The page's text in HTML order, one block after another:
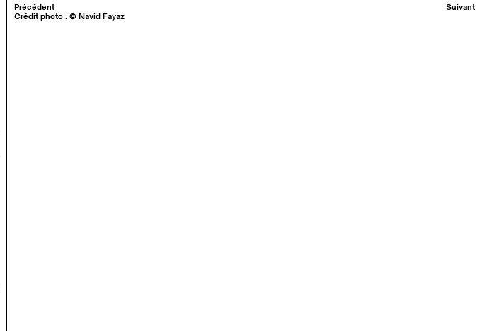
Précédent
Suivant
Crédit photo : © Navid Fayaz